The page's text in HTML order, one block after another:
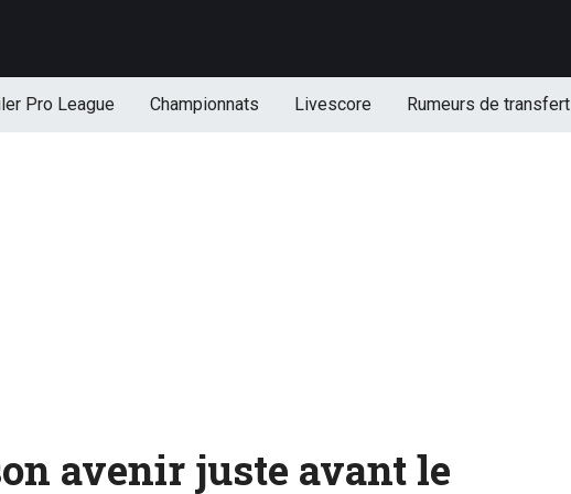
Pro League Championnats Livescore Rumeurs de transfert
avenir juste avant le